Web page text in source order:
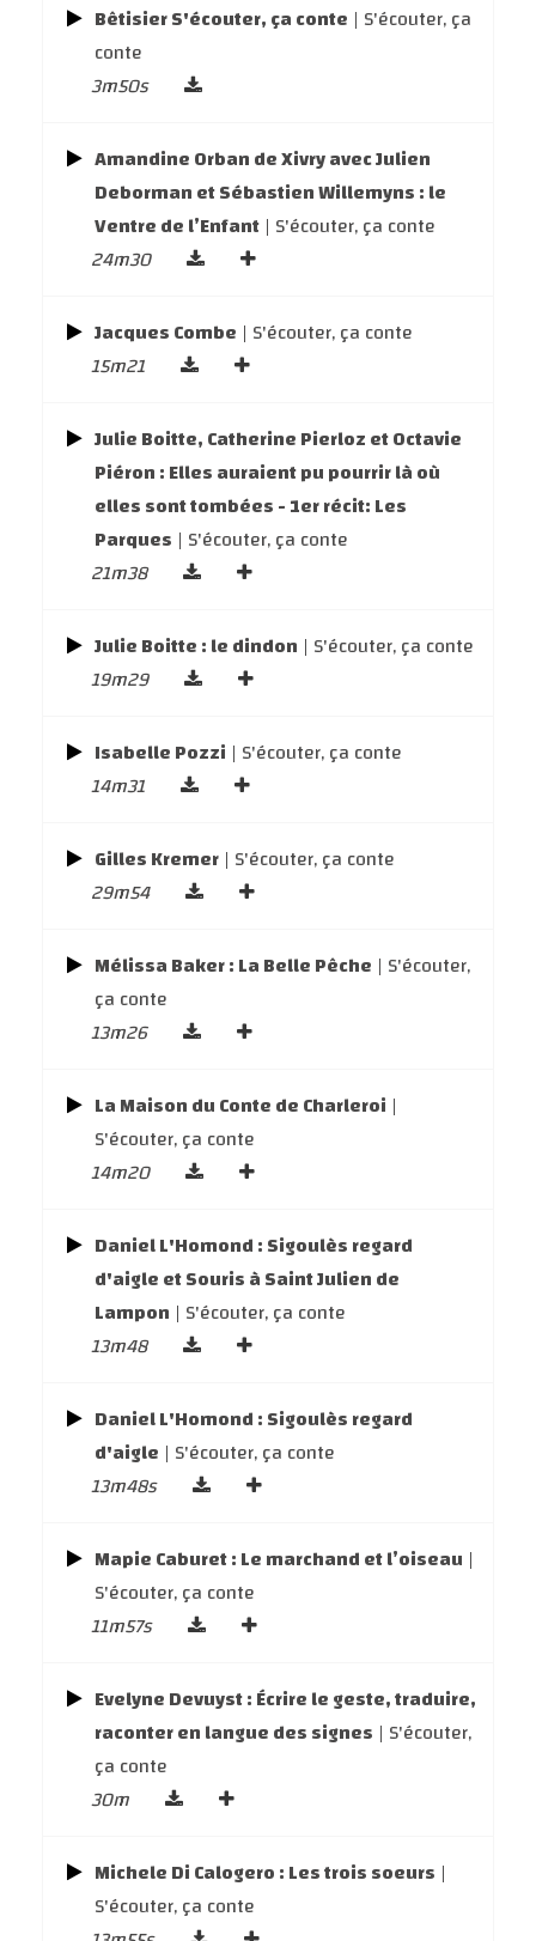
Bêtisier S'écouter, ça conte | S'écouter, ça
conte
3m50s
Amandine Orban de Xivry avec Julien
Deborman et Sébastien Willemyns : le
Ventre de l’Enfant | S'écouter, ça conte
24m30
Jacques Combe | S'écouter, ça conte
15m21
Julie Boitte, Catherine Pierloz et Octavie
Piéron : Elles auraient pu pourrir là où
elles sont tombées - 1er récit: Les
Parques | S'écouter, ça conte
21m38
Julie Boitte : le dindon | S'écouter, ça conte
19m29
Isabelle Pozzi | S'écouter, ça conte
14m31
Gilles Kremer | S'écouter, ça conte
29m54
Mélissa Baker : La Belle Pêche | S'écouter,
ça conte
13m26
La Maison du Conte de Charleroi |
S'écouter, ça conte
14m20
Daniel L'Homond : Sigoulès regard
d'aigle et Souris à Saint Julien de
Lampon | S'écouter, ça conte
13m48
Daniel L'Homond : Sigoulès regard
d'aigle | S'écouter, ça conte
13m48s
Mapie Caburet : Le marchand et l’oiseau |
S'écouter, ça conte
11m57s
Evelyne Devuyst : Écrire le geste, traduire,
raconter en langue des signes | S'écouter,
ça conte
30m
Michele Di Calogero : Les trois soeurs |
S'écouter, ça conte